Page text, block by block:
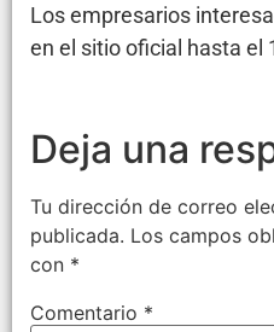
Los empresarios
en el sitio oficial hasta el
Deja una
Tu dirección de correo
publicada. Los campos
con *
Comentario *